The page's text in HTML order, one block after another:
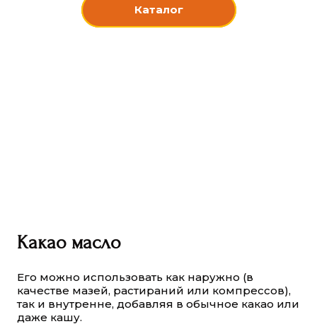
Каталог
Какао масло
Его можно использовать как наружно (в
качестве мазей, растираний или компрессов),
так и внутренне, добавляя в обычное какао или
даже кашу.